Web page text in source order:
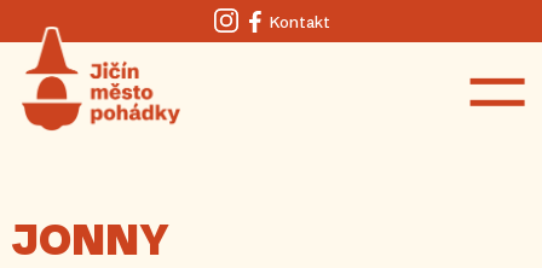
Instagram
Facebook
Kontakt
JONNY